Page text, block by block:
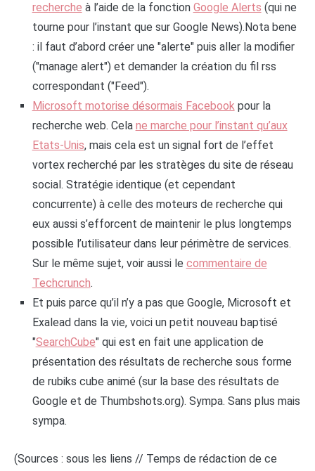
recherche à l’aide de la fonction Google Alerts (qui ne
tourne pour l’instant que sur Google News).Nota bene
: il faut d’abord créer une "alerte" puis aller la modifier
("manage alert") et demander la création du fil rss
correspondant ("Feed").
Microsoft motorise désormais Facebookpour la
recherche web. Cela ne marche pour l’instant qu’aux
Etats-Unis, mais cela est un signal fort de l’effet
vortex recherché par les stratèges du site de réseau
social. Stratégie identique (et cependant
concurrente) à celle des moteurs de recherche qui
eux aussi s’efforcent de maintenir le plus longtemps
possible l’utilisateur dans leur périmètre de services.
Sur le même sujet, voir aussi le commentaire de
Techcrunch.
Et puis parce qu’il n’y a pas que Google, Microsoft et
Exalead dans la vie, voici un petit nouveau baptisé
"SearchCube" qui est en fait une application de
présentation des résultats de recherche sous forme
de rubiks cube animé (sur la base des résultats de
Google et de Thumbshots.org). Sympa. Sans plus mais
sympa.
(Sources : sous les liens // Temps de rédaction de ce